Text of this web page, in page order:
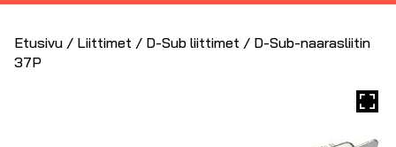
Etusivu / Liittimet / D-Sub liittimet / D-Sub-naarasliitin
37P